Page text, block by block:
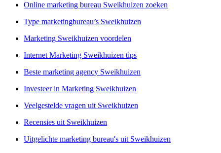
Online marketing bureau Sweikhuizen zoeken
Type marketingbureau’s Sweikhuizen
Marketing Sweikhuizen voordelen
Internet Marketing Sweikhuizen tips
Beste marketing agency Sweikhuizen
Investeer in Marketing Sweikhuizen
Veelgestelde vragen uit Sweikhuizen
Recensies uit Sweikhuizen
Uitgelichte marketing bureau's uit Sweikhuizen